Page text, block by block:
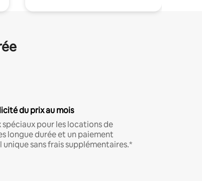
du prix au mois
spéciaux pour les locations de
longue durée et un paiement
unique sans frais supplémentaires.*